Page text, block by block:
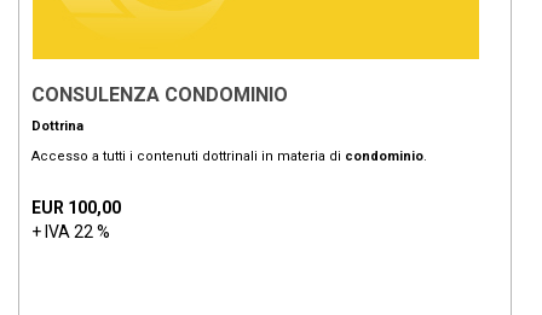
CONSULENZA CONDOMINIO
Dottrina
Accesso a tutti i contenuti dottrinali in materia di condominio.
EUR 100,00
+ IVA 22 %